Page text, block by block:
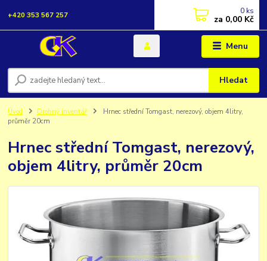
Menu
Hledat
+420 353 567 257 0 ks
za 0,00 Kč
Úvod Drobný inventář
Hrnec střední Tomgast, nerezový, objem 4litry,
průměr 20cm
Hrnec střední Tomgast, nerezový,
objem 4litry, průměr 20cm